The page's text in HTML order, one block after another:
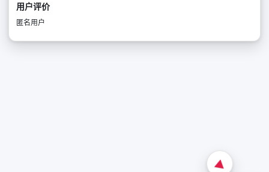
用户评价
匿名用户